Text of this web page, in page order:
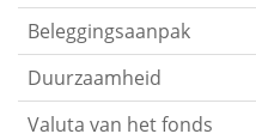
Beleggingsaanpak
Duurzaamheid
Valuta van het fonds